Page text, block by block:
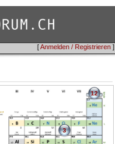
[Anmelden / Registrieren ]
3
12